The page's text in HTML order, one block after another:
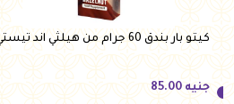
كيتو بار بندق 60 جرام من هيلثي اند تيستي
جنيه 85.00